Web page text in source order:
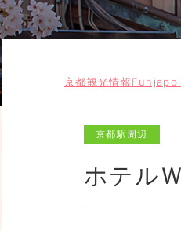
京都観光情報Funjapo
京都駅周辺
ホテル